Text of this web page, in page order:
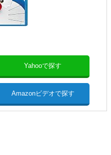
Yahooで探す
Amazonビデオで探す